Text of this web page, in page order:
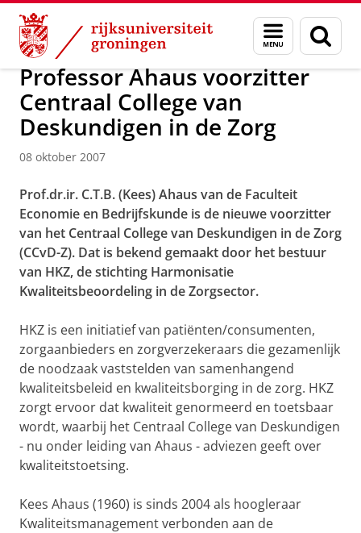
Skip
Content
Skip
Navigation
Menu
en
zoeken
Over ons Actueel Nieuws Nieuwsberichten
Professor Ahaus voorzitter
Centraal College van
Deskundigen in de Zorg
08 oktober 2007
Prof.dr.ir. C.T.B. (Kees) Ahaus van de Faculteit
Economie en Bedrijfskunde is de nieuwe voorzitter
van het Centraal College van Deskundigen in de Zorg
(CCvD-Z). Dat is bekend gemaakt door het bestuur
van HKZ, de stichting Harmonisatie
Kwaliteitsbeoordeling in de Zorgsector.
HKZ is een initiatief van patiënten/consumenten,
zorgaanbieders en zorgverzekeraars die gezamenlijk
de noodzaak vaststelden van samenhangend
kwaliteitsbeleid en kwaliteitsborging in de zorg. HKZ
zorgt ervoor dat kwaliteit genormeerd en toetsbaar
wordt, waarbij het Centraal College van Deskundigen
- nu onder leiding van Ahaus - adviezen geeft over
kwaliteitstoetsing.
Kees Ahaus (1960) is sinds 2004 als hoogleraar
Kwaliteitsmanagement verbonden aan de